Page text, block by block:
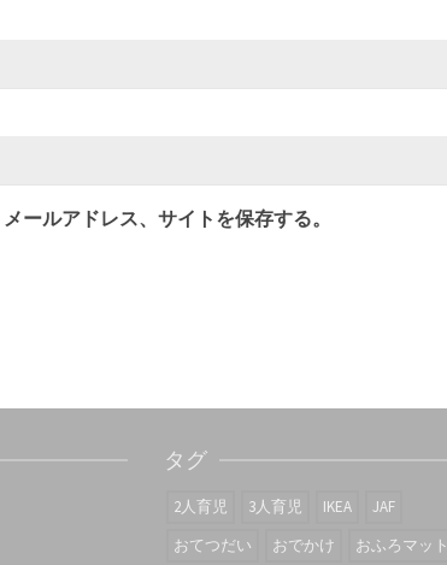
ールアドレス、サイトを保存する。
タグ
2人育児 3人育児 IKEA
JAF
おてつだい
おでかけ
おふろマット